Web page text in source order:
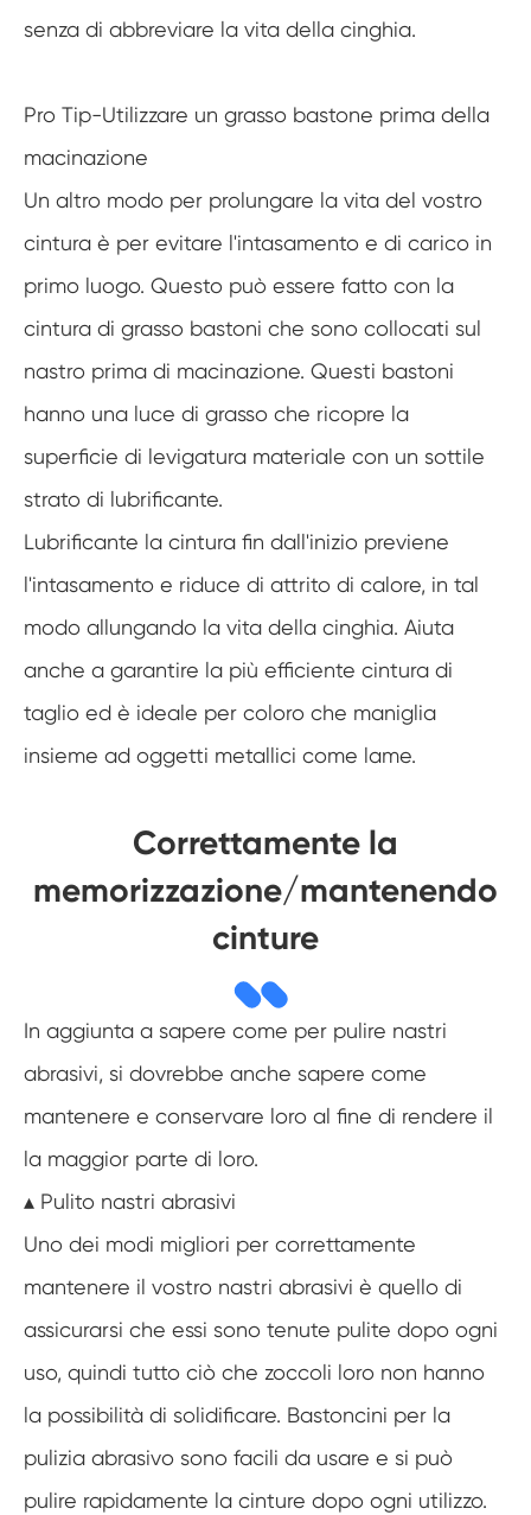
senza di abbreviare la vita della cinghia.
Pro Tip-Utilizzare un grasso bastone prima della
macinazione
Un altro modo per prolungare la vita del vostro
cintura è per evitare l'intasamento e di carico in
primo luogo. Questo può essere fatto con la
cintura di grasso bastoni che sono collocati sul
nastro prima di macinazione. Questi bastoni
hanno una luce di grasso che ricopre la
superficie di levigatura materiale con un sottile
strato di lubrificante.
Lubrificante la cintura fin dall'inizio previene
l'intasamento e riduce di attrito di calore, in tal
modo allungando la vita della cinghia. Aiuta
anche a garantire la più efficiente cintura di
taglio ed è ideale per coloro che maniglia
insieme ad oggetti metallici come lame.
Correttamente la
memorizzazione/mantenendo
cinture
In aggiunta a sapere come per pulire nastri
abrasivi, si dovrebbe anche sapere come
mantenere e conservare loro al fine di rendere il
la maggior parte di loro.
▴ Pulito nastri abrasivi
Uno dei modi migliori per correttamente
mantenere il vostro nastri abrasivi è quello di
assicurarsi che essi sono tenute pulite dopo ogni
uso, quindi tutto ciò che zoccoli loro non hanno
la possibilità di solidificare. Bastoncini per la
pulizia abrasivo sono facili da usare e si può
pulire rapidamente la cinture dopo ogni utilizzo.